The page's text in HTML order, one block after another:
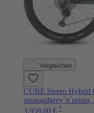
Vergleichen
CUBE Stereo Hybrid
smaragdgrey´n´prism,
3.959,00 € *